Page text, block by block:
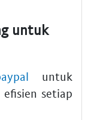
untuk
untuk
efisien setiap